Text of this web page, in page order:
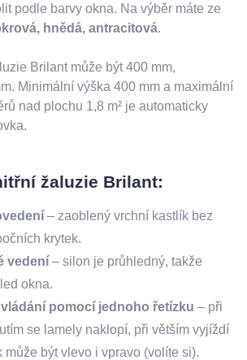
podle barvy okna. Na výběr máte ze
hnědá, antracitová.
Brilant může být 400 mm,
Minimální výška 400 mm a maximální
nad plochu 1,8 m² je automaticky
žaluzie Brilant:
– zaoblený vrchní kastlík bez
krytek.
vedení – silon je průhledný, takže
okna.
pomocí jednoho řetízku – při
se lamely naklopí, při větším vyjíždí
může být vlevo i vpravo (volíte si).